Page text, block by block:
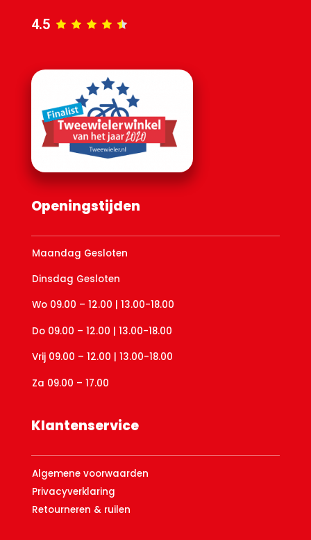
4.5
Openingstijden
Maandag Gesloten
Dinsdag Gesloten
Wo 09.00 – 12.00 | 13.00-18.00
Do 09.00 – 12.00 | 13.00-18.00
Vrij 09.00 – 12.00 | 13.00-18.00
Za 09.00 – 17.00
Klantenservice
Algemene voorwaarden
Privacyverklaring
Retourneren & ruilen